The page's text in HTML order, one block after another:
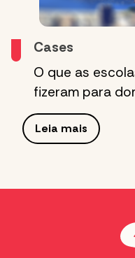
Cases
O que as
fizeram para
Leia mais